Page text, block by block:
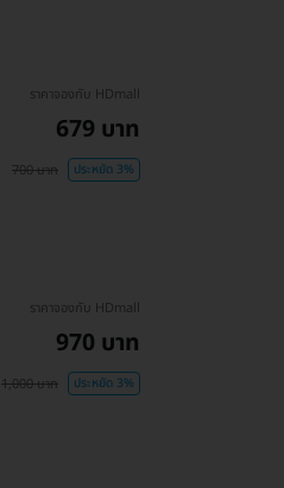
ราคาจองกับ HDmall
679 บาท
700 บาท ประหยัด 3%
ราคาจองกับ HDmall
970 บาท
1,000 บาท ประหยัด 3%